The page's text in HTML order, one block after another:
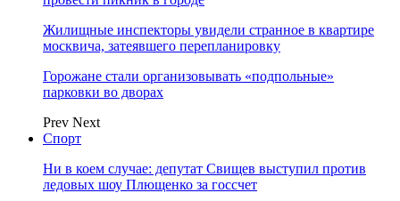
Жилищные инспекторы увидели странное в квартире
москвича, затеявшего перепланировку
Горожане стали организовывать «подпольные»
парковки во дворах
Prev Next
Спорт
Ни в коем случае: депутат Свищев выступил против
ледовых шоу Плющенко за госсчет